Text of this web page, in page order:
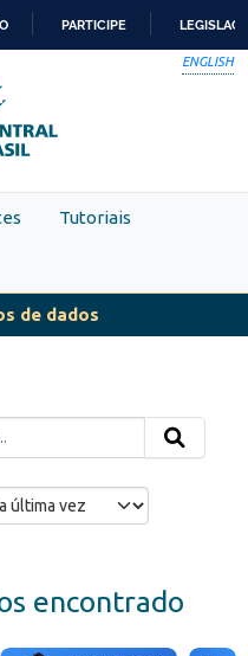
PARTICIPE
ENGLISH
Tutoriais
de dados
encontrado